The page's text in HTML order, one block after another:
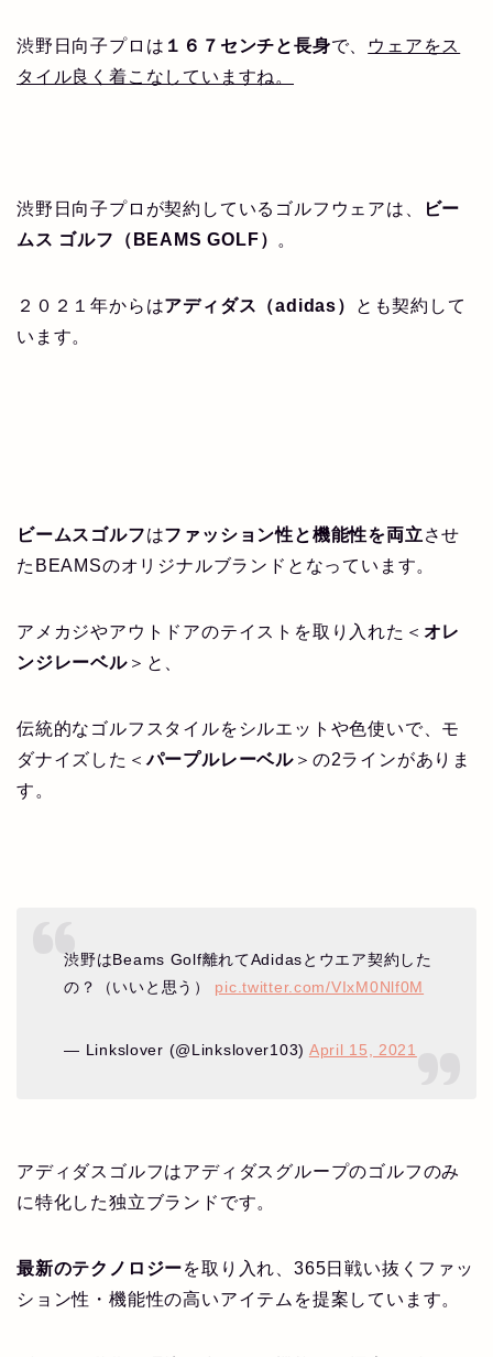
渋野日向子プロは １６７センチと長身で、
ウェアをス
タイル良く着こなしていますね。
渋野日向子プロが契約しているゴルフウェアは、
ビー
ムス ゴルフ（ BEAMS GOLF） 。
２０２１年からはアディダス（adidas）
とも契約して
います。
ビームスゴルフはファッション性と機能性を両立 させ
たBEAMSのオリジナルブランドとなっています。
アメカジやアウトドアのテイストを取り入れた＜ オレ
ンジレーベル＞と、
伝統的なゴルフスタイルをシルエットや色使いで、モ
ダナイズした＜パープルレーベル ＞の2ラインがありま
す。
渋野はBeams Golf離れてAdidasとウエア契約した
の？（いいと思う） pic.twitter.com/VIxM0Nlf0M
— Linkslover (@Linkslover103) April 15, 2021
アディダスゴルフはアディダスグループのゴルフのみ
に特化した独立ブランドです。
最新のテクノロジーを取り入れ、365日戦い抜くファッ
ション性・機能性の高いアイテムを提案しています。